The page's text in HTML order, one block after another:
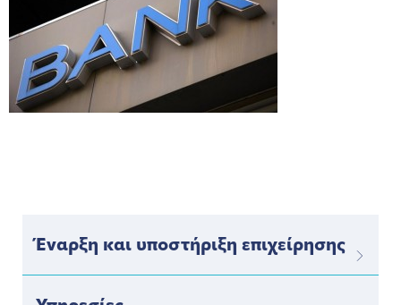
Έναρξη και υποστήριξη επιχείρησης